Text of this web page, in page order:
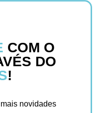
COM O
DO
!
novidades